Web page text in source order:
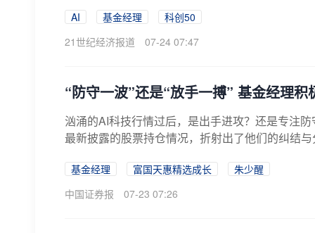
AI 基金经理
科创50
21世纪经济报道
07-24 07:47
“防守一波”还是“放手一搏” 基金经理积
汹涌的AI科技行情过后，是出手进攻？还是专注
最新披露的股票持仓情况，折射出了他们的纠结
基金经理 富国天惠精选成长
朱少醒
中国证券报
07-23 07:26